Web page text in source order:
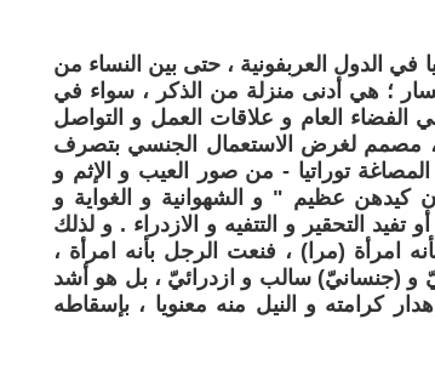
في الدول العربفونية ، حتى بين النساء من
؛ هي أدنى منزلة من الذكر ، سواء في
الفضاء العام و علاقات العمل و التواصل
مصمم لغرض الاستعمال الجنسي بتصرف
توراتيا - من صور العيب و الإثم و
كيدهن عظيم " و الشهوانية و الغواية و
التحقير و التتفيه و الازدراء . و لذلك
امرأة (مرا) ، فنعت الرجل بأنه امرأة ،
و (جنسانيّ) سالب و ازدرائيّ ، بل هو أشد
كرامته و النيل منه معنويا ، بإسقاطه